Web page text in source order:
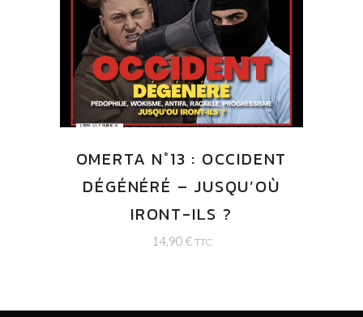
OMERTA N°13 : OCCIDENT
DÉGÉNÉRÉ – JUSQU’OÙ
IRONT-ILS ?
14,90 € TTC